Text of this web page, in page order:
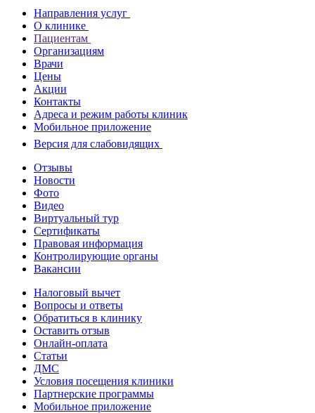
Направления услуг
О клинике
Пациентам
Организациям
Врачи
Цены
Акции
Контакты
Адреса и режим работы клиник
Мобильное приложение
Версия для слабовидящих
Отзывы
Новости
Фото
Видео
Виртуальный тур
Сертификаты
Правовая информация
Контролирующие органы
Вакансии
Налоговый вычет
Вопросы и ответы
Обратиться в клинику
Оставить отзыв
Онлайн-оплата
Статьи
ДМС
Условия посещения клиники
Партнерские программы
Мобильное приложение